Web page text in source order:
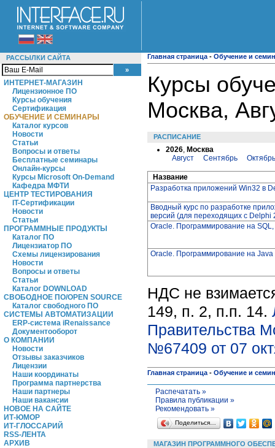
РАССЫЛКИ САЙТА
ИНТЕРНЕТ-МАГАЗИН
Лицензионное ПО
Курсы обучения
Сертификация
ОБУЧЕНИЕ И СЕМИНАРЫ
Каталог курсов
Новости
Статьи
Вопросы и ответы
Бесплатные семинары
Онлайн-курсы
Курсы Microsoft On-Demand
Кафедра МФТИ
ЦЕНТР ТЕСТИРОВАНИЯ
IT-Сертификации
Новости
Статьи
ПРОГРАММНЫЕ ПРОДУКТЫ
Каталог ПО
Лицензиатор ПО
Схемы лицензирования
Новости
Вопросы и ответы
Статьи
Каталог DOWNLOAD
СВОБОДНОЕ ПО/OPEN SOURCE
Каталог свободного ПО
СИСТЕМЫ АВТОМАТИЗАЦИИ
ERP-система iRenaissance
Документооборот
О КОМПАНИИ
Новости
Отзывы заказчиков
Лицензии
Наши координаты
Программа партнерства
Наши партнеры
Наши вакансии
НОВОЕ НА САЙТЕ
ИТ-ЮМОР
ИТ-ГЛОССАРИЙ
RSS-ЛЕНТА
АРХИВ
Главная страница - Обучение и
Курсы
Москва,
РАСПИСАНИЕ
2026 Москва
Август
Сентябрь Октябрь
Название
Разработка приложений Win32 в
Вводный курс по разработке
версий (для переходящих с Delphi
Oracle. Программирование на
Oracle. Программирование на Java
НДС не
149, п. 2, п.п. 14.
Правительства
№67409 от 07
Главная страница - Обучение и
Распечатать »
Правила публикации »
Рекомендовать »
Поделиться…
МАГАЗИН ПРОГРАММНОГО